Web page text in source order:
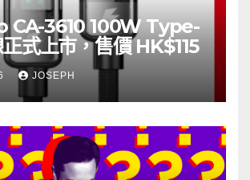
CA-3610 100W Type-
式上市，售價 HK$115
JOSEPH